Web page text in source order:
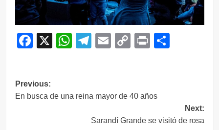
Facebook
X WhatsApp
Telegram
EmailCopy
Print
Navegación
de
Previous:
En busca de una reina mayor de 40 años
Next:
Sarandí Grande se visitó de rosa